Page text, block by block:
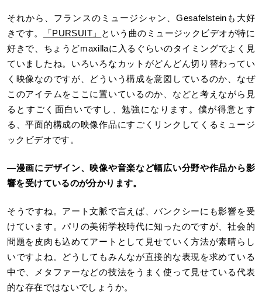
それから、フランスのミュージシャン、Gesafelsteinも大好
きです。
「PURSUIT」 という曲のミュージックビデオが特に
好きで、ちょうどmaxillaに入るぐらいのタイミングでよく見
ていましたね。いろいろなカットがどんどん切り替わってい
く映像なのですが、どういう構成を意図しているのか、なぜ
このアイテムをここに置いているのか、などと考えながら見
るとすごく面白いですし、勉強になります。僕が得意とす
る、平面的構成の映像作品にすごくリンクしてくるミュージ
ックビデオです。
―漫画にデザイン、映像や音楽など幅広い分野や作品から影
響を受けているのが分かります。
そうですね。アート文脈で言えば、バンクシーにも影響を受
けています。パリの美術学校時代に知ったのですが、社会的
問題を皮肉も込めてアートとして見せていく方法が素晴らし
いですよね。どうしてもみんなが直接的な表現を求めている
中で、メタファーなどの技法をうまく使って見せている代表
的な存在ではないでしょうか。